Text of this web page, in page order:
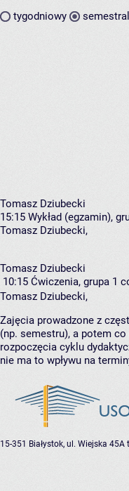
tygodniowy
Tomasz Dziubecki
15:15 Wykład (egzamin),
Tomasz Dziubecki,
Tomasz Dziubecki
10:15 Ćwiczenia, grupa 1
Tomasz Dziubecki,
Zajęcia prowadzone z
(np. semestru), a potem
rozpoczęcia cyklu
nie ma to wpływu na
15-351 Białystok, ul. Wiejska 45A